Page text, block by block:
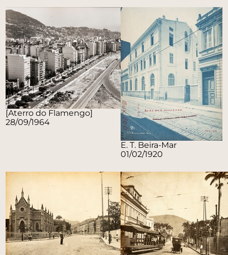
[Aterro do Flamengo]
28/09/1964
E. T. Beira-Mar
01/02/1920